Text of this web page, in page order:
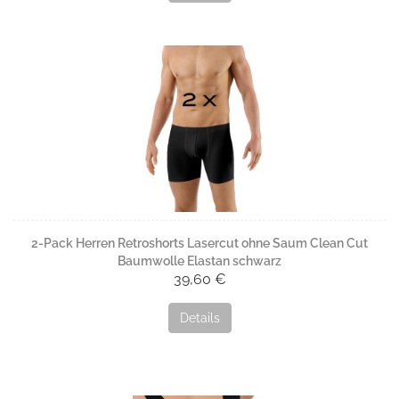
Druckstellen oder sichtbare Übergänge.
Besonders beliebt sind unsere eng anliegenden
Slips , die unter Anzughosen und feinen
Stoffen kaum auftragen.
2-Pack Herren Retroshorts Lasercut ohne Saum Clean Cut
Baumwolle Elastan schwarz
39,60 €
Details